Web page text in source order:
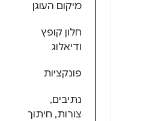
מיקום העוגן
חלון קופץ
ודיאלוג
פונקציות
נתיבים,
צורות, חיתוך